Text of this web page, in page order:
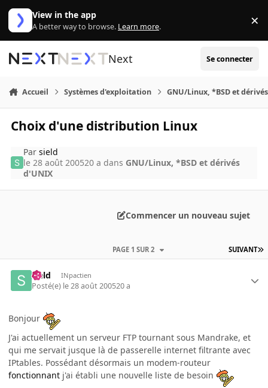
Aller au contenu
View in the app
A better way to browse. Learn more. ×
Next Se connecter
Accueil Systèmes d'exploitation GNU/Linux, *BSD et
Choix d'une distribution Linux
Parsield
le 28 août 200520 a dans GNU/Linux, *BSD et dérivés
d'UNIX
Commencer un nouveau sujet
SUIVANT
PAGE 1 SUR 2
sield INpactien
Posté(e) le 28 août 200520 a
Bonjour
J'ai actuellement un serveur FTP tournant sous Mandrake, et
qui me servait jusque là de passerelle internet filtrante avec
IPtables. Possédant désormais un modem-routeur
fonctionnant j'ai établi une nouvelle liste de besoin